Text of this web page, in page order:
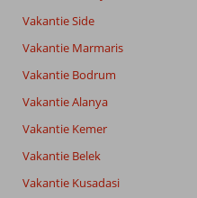
Vakantie Side
Vakantie Marmaris
Vakantie Bodrum
Vakantie Alanya
Vakantie Kemer
Vakantie Belek
Vakantie Kusadasi